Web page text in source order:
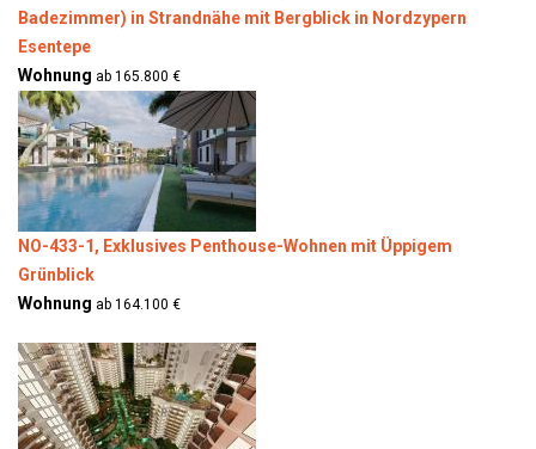
Badezimmer) in Strandnähe mit Bergblick in Nordzypern
Esentepe
Wohnung ab 165.800 €
NO-433-1, Exklusives Penthouse-Wohnen mit Üppigem
Grünblick
Wohnung ab 164.100 €